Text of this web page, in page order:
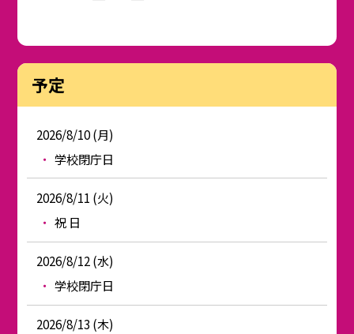
予定
2026/8/10 (月)
学校閉庁日
2026/8/11 (火)
祝 日
2026/8/12 (水)
学校閉庁日
2026/8/13 (木)